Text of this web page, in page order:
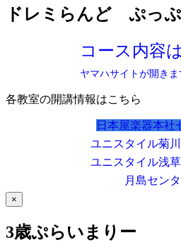
ドレミらんど ぷっ
コース内容
ヤマハサイトが開きま
各教室の開講情報はこちら
日本屋楽器本社
ユニスタイル菊
ユニスタイル浅
月島セン
×
3歳ぷらいまりー